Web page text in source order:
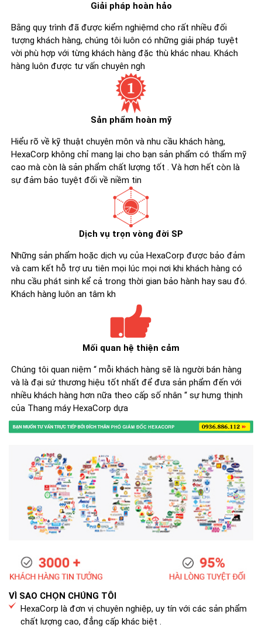
Giải pháp hoàn hảo
Bằng quy trình đã được kiểm nghiệmd cho rất nhiều đối
tượng khách hàng, chúng tôi luôn có những giải pháp tuyệt
vời phù hợp với từng khách hàng đặc thù khác nhau. Khách
hàng luôn được tư vấn chuyên ngh
Sản phẩm hoàn mỹ
Hiểu rõ về kỹ thuật chuyên môn và nhu cầu khách hàng,
HexaCorp không chỉ mang lại cho bạn sản phẩm có thẩm mỹ
cao mà còn là sản phẩm chất lượng tốt . Và hơn hết còn là
sự đảm bảo tuyệt đối về niềm tin
Dịch vụ trọn vòng đời SP
Những sản phẩm hoặc dịch vụ của HexaCorp được bảo đảm
và cam kết hỗ trợ ưu tiên mọi lúc mọi nơi khi khách hàng có
nhu cầu phát sinh kể cả trong thời gian bảo hành hay sau đó.
Khách hàng luôn an tâm kh
Mối quan hệ thiện cảm
Chúng tôi quan niệm “ mỗi khách hàng sẽ là người bán hàng
và là đại sứ thương hiệu tốt nhất để đưa sản phẩm đến với
nhiều khách hàng hơn nữa theo cấp số nhân “ sự hưng thịnh
của Thang máy HexaCorp dựa
VÌ SAO CHỌN CHÚNG TÔI
HexaCorp là đơn vị chuyên nghiệp, uy tín với các sản phẩm
chất lượng cao, đẳng cấp khác biệt .